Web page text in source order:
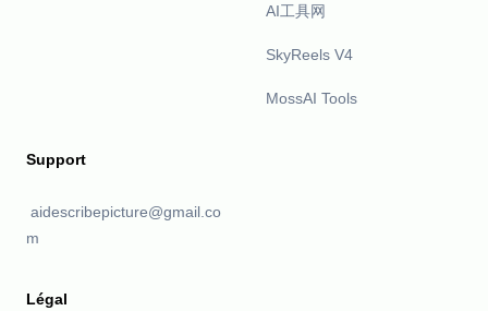
AI工具网
SkyReels V4
MossAI Tools
Support
aidescribepicture@gmail.co
m
Légal